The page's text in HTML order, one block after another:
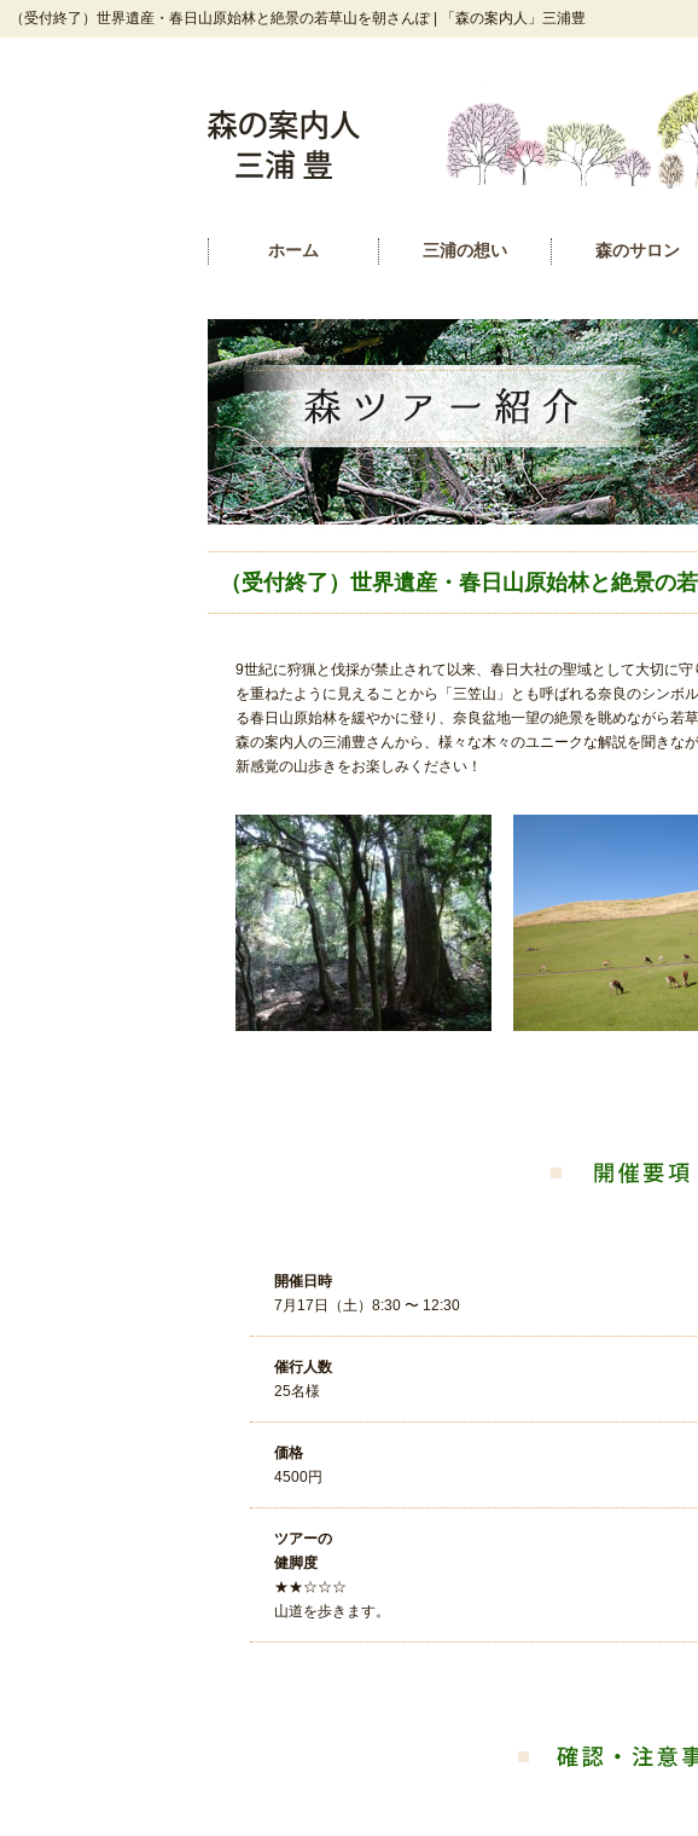
（受付終了）世界遺産・春日山原始林と絶景の若草山を朝さんぽ | 「森の案内人」三浦豊
ホーム 三浦の想い 森のサロン
（受付終了）世界遺産・春日山原始林と絶景の
9世紀に狩猟と伐採が禁止されて以来、春日大社の聖域として大切に
を重ねたように見えることから「三笠山」とも呼ばれる奈良のシンボ
る春日山原始林を緩やかに登り、奈良盆地一望の絶景を眺めながら若草
森の案内人の三浦豊さんから、様々な木々のユニークな解説を聞きな
新感覚の山歩きをお楽しみください！
開催日時
7月17日（土）8:30 〜 12:30
催行人数
25名様
価格
4500円
ツアーの
健脚度
★★☆☆☆
山道を歩きます。